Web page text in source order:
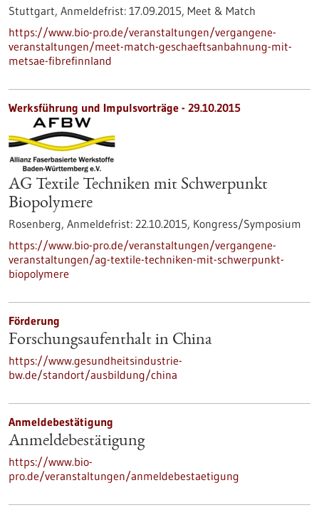
Stuttgart, Anmeldefrist: 17.09.2015, Meet & Match
https://www.bio-pro.de/veranstaltungen/vergangene-
veranstaltungen/meet-match-geschaeftsanbahnung-mit-
metsae-fibrefinnland
Werksführung und Impulsvorträge - 29.10.2015
AG Textile Techniken mit Schwerpunkt
Biopolymere
Rosenberg, Anmeldefrist: 22.10.2015, Kongress/Symposium
https://www.bio-pro.de/veranstaltungen/vergangene-
veranstaltungen/ag-textile-techniken-mit-schwerpunkt-
biopolymere
Förderung
Forschungsaufenthalt in China
https://www.gesundheitsindustrie-
bw.de/standort/ausbildung/china
Anmeldebestätigung
Anmeldebestätigung
https://www.bio-
pro.de/veranstaltungen/anmeldebestaetigung